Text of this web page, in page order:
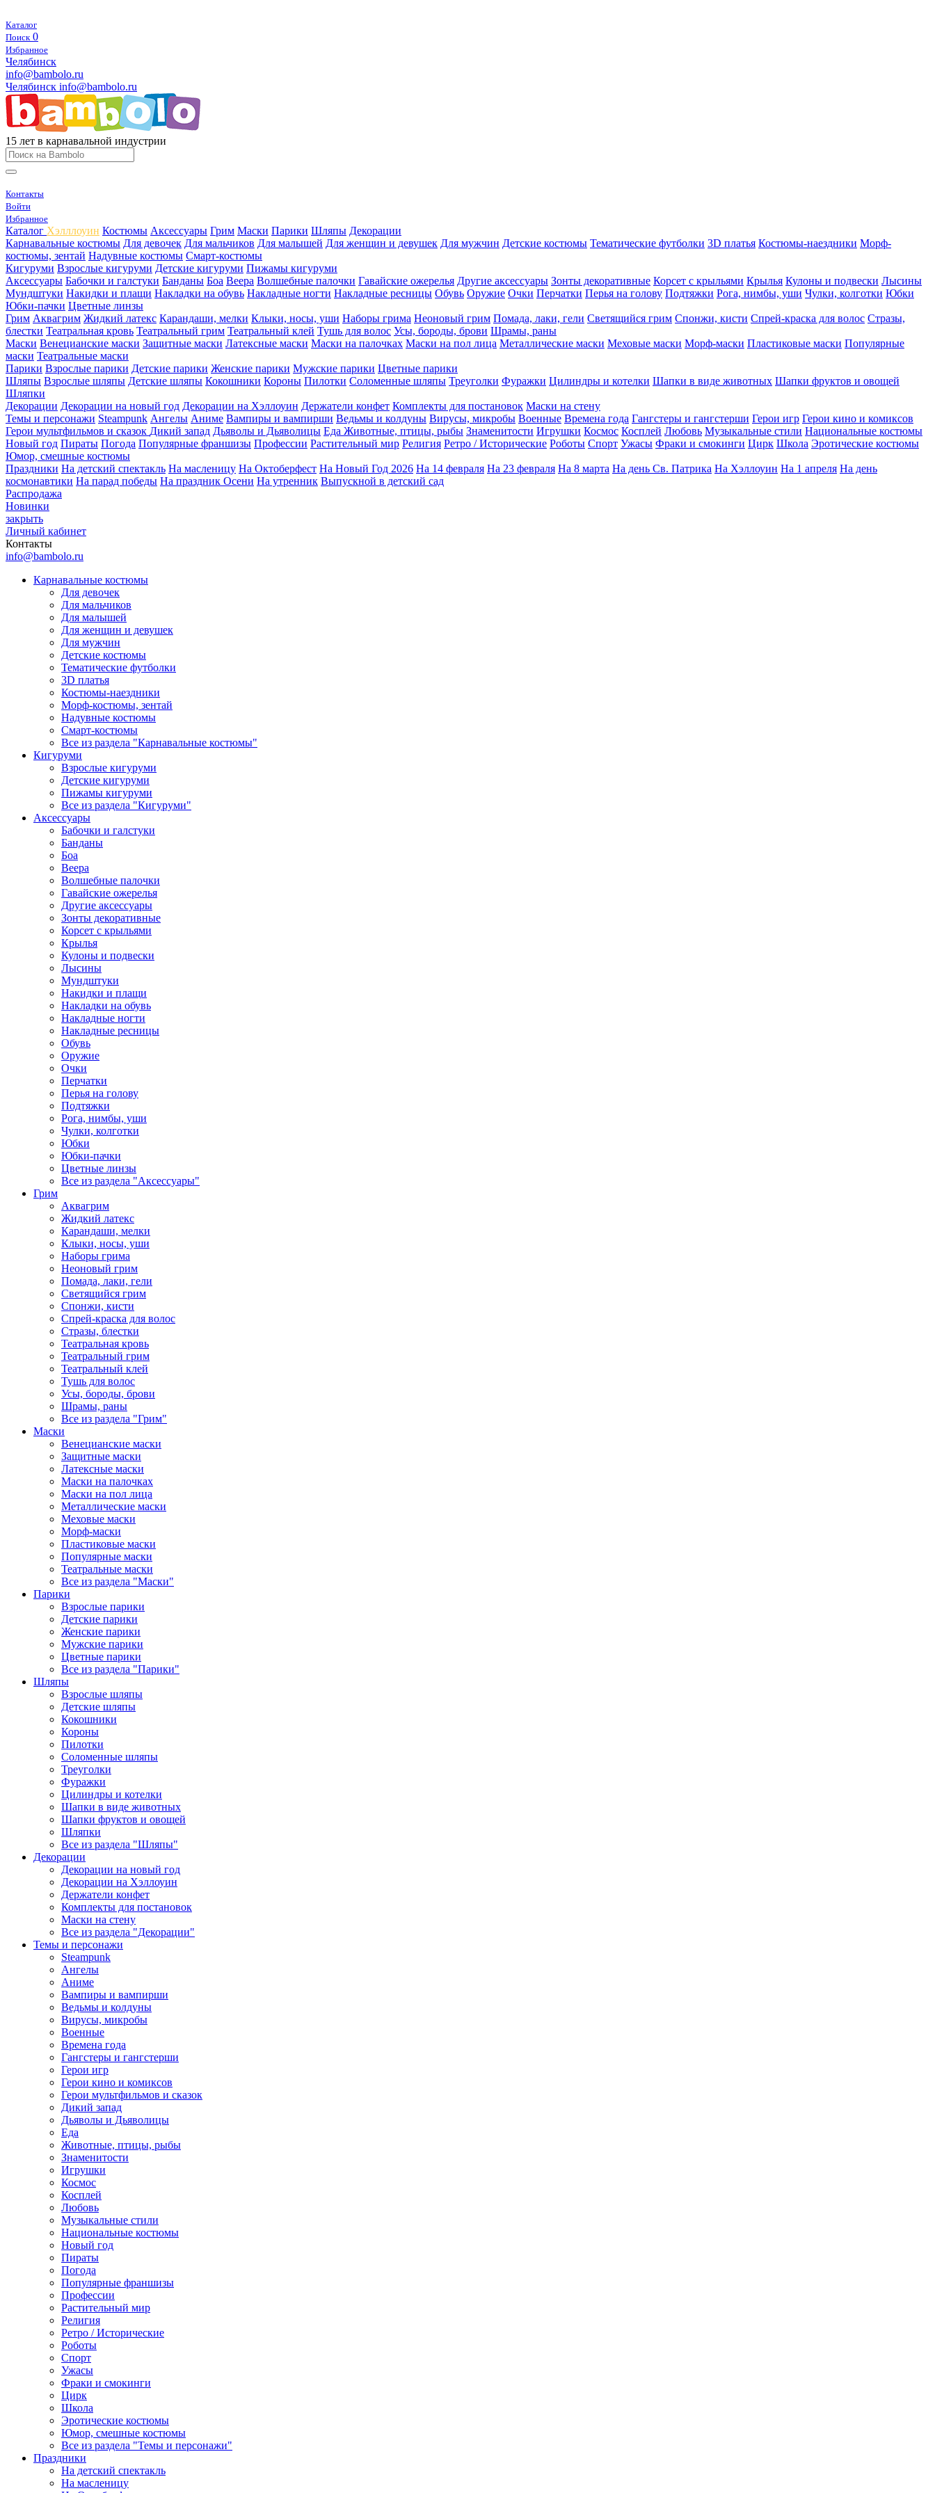
Каталог
Поиск 0
Избранное
Челябинск
info@bambolo.ru
Челябинск info@bambolo.ru
15 лет в карнавальной индустрии
Контакты
Войти
Избранное
Каталог Хэлллоуин Костюмы Аксессуары Грим Маски Парики Шляпы Декорации
Карнавальные костюмы Для девочек Для мальчиков Для малышей Для женщин и девушек Для мужчин Детские костюмы Тематические футболки 3D платья Костюмы-наездники Морф-
костюмы, зентай Надувные костюмы Смарт-костюмы
Кигуруми Взрослые кигуруми Детские кигуруми Пижамы кигуруми
Аксессуары Бабочки и галстуки Банданы Боа Веера Волшебные палочки Гавайские ожерелья Другие аксессуары Зонты декоративные Корсет с крыльями Крылья Кулоны и подвески Лысины
Мундштуки Накидки и плащи Накладки на обувь Накладные ногти Накладные ресницы Обувь Оружие Очки Перчатки Перья на голову Подтяжки Рога, нимбы, уши Чулки, колготки Юбки
Юбки-пачки Цветные линзы
Грим Аквагрим Жидкий латекс Карандаши, мелки Клыки, носы, уши Наборы грима Неоновый грим Помада, лаки, гели Светящийся грим Спонжи, кисти Спрей-краска для волос Стразы,
блестки Театральная кровь Театральный грим Театральный клей Тушь для волос Усы, бороды, брови Шрамы, раны
Маски Венецианские маски Защитные маски Латексные маски Маски на палочках Маски на пол лица Металлические маски Меховые маски Морф-маски Пластиковые маски Популярные
маски Театральные маски
Парики Взрослые парики Детские парики Женские парики Мужские парики Цветные парики
Шляпы Взрослые шляпы Детские шляпы Кокошники Короны Пилотки Соломенные шляпы Треуголки Фуражки Цилиндры и котелки Шапки в виде животных Шапки фруктов и овощей
Шляпки
Декорации Декорации на новый год Декорации на Хэллоуин Держатели конфет Комплекты для постановок Маски на стену
Темы и персонажи Steampunk Ангелы Аниме Вампиры и вампирши Ведьмы и колдуны Вирусы, микробы Военные Времена года Гангстеры и гангстерши Герои игр Герои кино и комиксов
Герои мультфильмов и сказок Дикий запад Дьяволы и Дьяволицы Еда Животные, птицы, рыбы Знаменитости Игрушки Космос Косплей Любовь Музыкальные стили Национальные костюмы
Новый год Пираты Погода Популярные франшизы Профессии Растительный мир Религия Ретро / Исторические Роботы Спорт Ужасы Фраки и смокинги Цирк Школа Эротические костюмы
Юмор, смешные костюмы
Праздники На детский спектакль На масленицу На Октоберфест На Новый Год 2026 На 14 февраля На 23 февраля На 8 марта На день Св. Патрика На Хэллоуин На 1 апреля На день
космонавтики На парад победы На праздник Осени На утренник Выпускной в детский сад
Распродажа
Новинки
закрыть
Личный кабинет
Контакты
info@bambolo.ru
Карнавальные костюмы
Для девочек
Для мальчиков
Для малышей
Для женщин и девушек
Для мужчин
Детские костюмы
Тематические футболки
3D платья
Костюмы-наездники
Морф-костюмы, зентай
Надувные костюмы
Смарт-костюмы
Все из раздела "Карнавальные костюмы"
Кигуруми
Взрослые кигуруми
Детские кигуруми
Пижамы кигуруми
Все из раздела "Кигуруми"
Аксессуары
Бабочки и галстуки
Банданы
Боа
Веера
Волшебные палочки
Гавайские ожерелья
Другие аксессуары
Зонты декоративные
Корсет с крыльями
Крылья
Кулоны и подвески
Лысины
Мундштуки
Накидки и плащи
Накладки на обувь
Накладные ногти
Накладные ресницы
Обувь
Оружие
Очки
Перчатки
Перья на голову
Подтяжки
Рога, нимбы, уши
Чулки, колготки
Юбки
Юбки-пачки
Цветные линзы
Все из раздела "Аксессуары"
Грим
Аквагрим
Жидкий латекс
Карандаши, мелки
Клыки, носы, уши
Наборы грима
Неоновый грим
Помада, лаки, гели
Светящийся грим
Спонжи, кисти
Спрей-краска для волос
Стразы, блестки
Театральная кровь
Театральный грим
Театральный клей
Тушь для волос
Усы, бороды, брови
Шрамы, раны
Все из раздела "Грим"
Маски
Венецианские маски
Защитные маски
Латексные маски
Маски на палочках
Маски на пол лица
Металлические маски
Меховые маски
Морф-маски
Пластиковые маски
Популярные маски
Театральные маски
Все из раздела "Маски"
Парики
Взрослые парики
Детские парики
Женские парики
Мужские парики
Цветные парики
Все из раздела "Парики"
Шляпы
Взрослые шляпы
Детские шляпы
Кокошники
Короны
Пилотки
Соломенные шляпы
Треуголки
Фуражки
Цилиндры и котелки
Шапки в виде животных
Шапки фруктов и овощей
Шляпки
Все из раздела "Шляпы"
Декорации
Декорации на новый год
Декорации на Хэллоуин
Держатели конфет
Комплекты для постановок
Маски на стену
Все из раздела "Декорации"
Темы и персонажи
Steampunk
Ангелы
Аниме
Вампиры и вампирши
Ведьмы и колдуны
Вирусы, микробы
Военные
Времена года
Гангстеры и гангстерши
Герои игр
Герои кино и комиксов
Герои мультфильмов и сказок
Дикий запад
Дьяволы и Дьяволицы
Еда
Животные, птицы, рыбы
Знаменитости
Игрушки
Космос
Косплей
Любовь
Музыкальные стили
Национальные костюмы
Новый год
Пираты
Погода
Популярные франшизы
Профессии
Растительный мир
Религия
Ретро / Исторические
Роботы
Спорт
Ужасы
Фраки и смокинги
Цирк
Школа
Эротические костюмы
Юмор, смешные костюмы
Все из раздела "Темы и персонажи"
Праздники
На детский спектакль
На масленицу